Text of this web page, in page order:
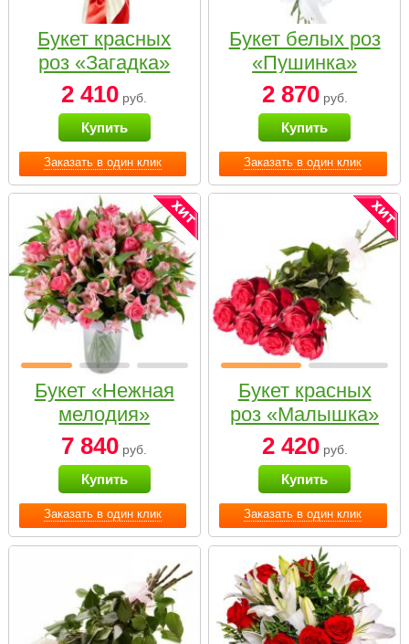
Заказать в один клик
Букет красных
роз «Загадка»
2 410 руб.
Купить
Заказать в один клик
Букет белых роз
«Пушинка»
2 870руб.
Купить
Заказать в один клик
Букет «Нежная
мелодия»
7 840 руб.
Купить
Заказать в один клик
Букет красных
роз «Малышка»
2 420руб.
Купить